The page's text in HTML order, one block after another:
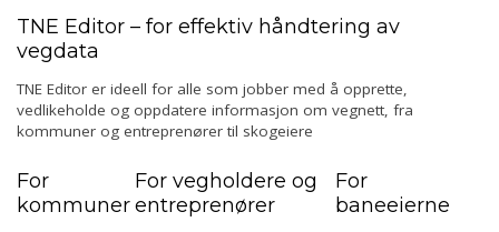
TNE Editor – for effektiv håndtering av
vegdata
TNE Editor er ideell for alle som jobber med å opprette,
vedlikeholde og oppdatere informasjon om vegnett, fra
kommuner og entreprenører til skogeiere
For
kommuner
For vegholdere og
entreprenører
For
baneeierne